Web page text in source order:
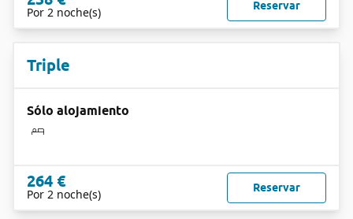
Por 2 noche(s) Reservar
Triple
Sólo alojamiento
264 €
Por 2 noche(s) Reservar